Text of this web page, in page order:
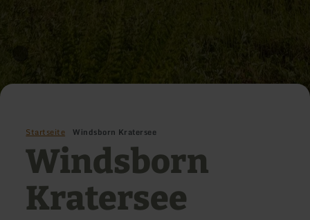
Startseite Windsborn Kratersee
Windsborn
Kratersee